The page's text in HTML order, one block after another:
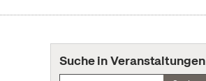
Suche in Veranstaltungen